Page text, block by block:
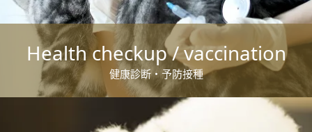
Health checkup / vaccination
健康診断・予防接種